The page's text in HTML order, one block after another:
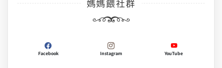
媽媽餵社群
Facebook Instagram YouTube